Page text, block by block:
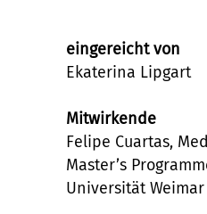
eingereicht von
Ekaterina Lipgart
Mitwirkende
Felipe Cuartas,
Master’s
Universität Weimar